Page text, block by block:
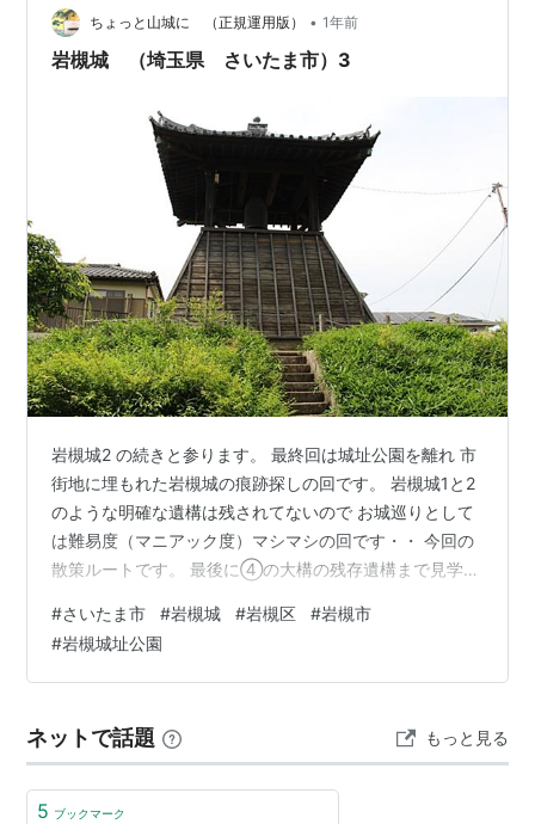
ちょっと山城に （正規運用版） • 1年前
岩槻城 （埼玉県 さいたま市）3
岩槻城2 の続きと参ります。 最終回は城址公園を離れ 市
街地に埋もれた岩槻城の痕跡探しの回です。 岩槻城1と2
のような明確な遺構は残されてないので お城巡りとして
は難易度（マニアック度）マシマシの回です・・ 今回の
散策ルートです。 最後に④の大構の残存遺構まで見学し
ですね、地名の「本丸」が唯一の目印？ 現在の航空写真
では遺構はさっぱり分からないので少し時間を遡りまし
ょう。 こちらは1961～69年頃 少し縄張りのシルエット
適当ですがざっとこんな感じでしょうか、細かい所の間
違いはご容赦を …
#さいたま市 #岩槻城 #岩槻区 #岩槻市
#岩槻城址公園
ネットで話題 もっと見る
5 ブックマーク